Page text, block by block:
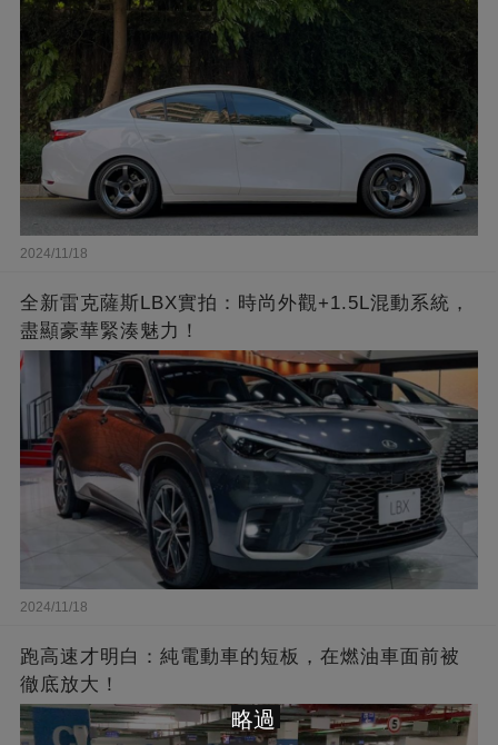
2024/11/18
全新雷克薩斯LBX實拍：時尚外觀+1.5L混動系統，
盡顯豪華緊湊魅力！
2024/11/18
跑高速才明白：純電動車的短板，在燃油車面前被
徹底放大！
略過